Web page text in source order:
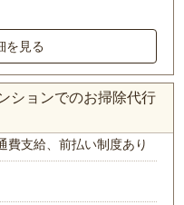
を見る
ションでのお掃除代行
費支給、前払い制度あり